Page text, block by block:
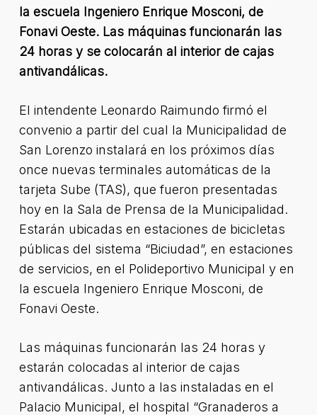
la escuela Ingeniero Enrique Mosconi, de
Fonavi Oeste. Las máquinas funcionarán las
24 horas y se colocarán al interior de cajas
antivandálicas.
El intendente Leonardo Raimundo firmó el
convenio a partir del cual la Municipalidad de
San Lorenzo instalará en los próximos días
once nuevas terminales automáticas de la
tarjeta Sube (TAS), que fueron presentadas
hoy en la Sala de Prensa de la Municipalidad.
Estarán ubicadas en estaciones de bicicletas
públicas del sistema “Biciudad”, en estaciones
de servicios, en el Polideportivo Municipal y en
la escuela Ingeniero Enrique Mosconi, de
Fonavi Oeste.
Las máquinas funcionarán las 24 horas y
estarán colocadas al interior de cajas
antivandálicas. Junto a las instaladas en el
Palacio Municipal, el hospital “Granaderos a